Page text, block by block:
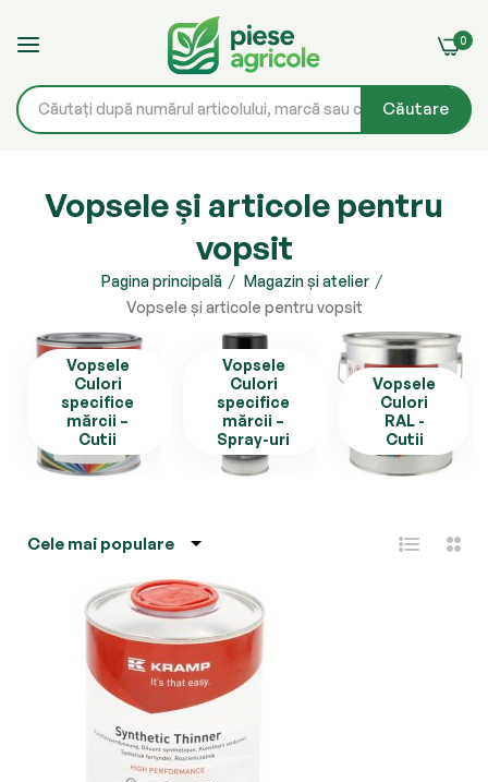
Căutare
0
Conținut
Vopsele și articole pentru
vopsit
Pagina principală
Magazin și atelier
Vopsele și articole pentru vopsit
Vopsele
Culori
specifice
mărcii –
Cutii
Vopsele
Culori
specifice
mărcii –
Spray-uri
Vopsele
Culori
RAL -
Cutii